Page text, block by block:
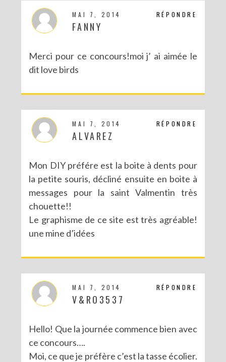
RÉPONDRE
MAI 7, 2014
FANNY
Merci pour ce concours!moi j’ ai aimée le
dit love birds
RÉPONDRE
MAI 7, 2014
ALVAREZ
Mon DIY préfére est la boite à dents pour
la petite souris, décliné ensuite en boite à
messages pour la saint Valmentin très
chouette!!
Le graphisme de ce site est très agréable!
une mine d’idées
RÉPONDRE
MAI 7, 2014
V&RO3537
Hello! Que la journée commence bien avec
ce concours….
Moi, ce que je préfère c’est la tasse écolier.